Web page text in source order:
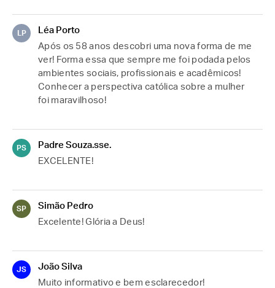
LP
Léa Porto
Após os 58 anos descobri uma nova forma de me
ver! Forma essa que sempre me foi podada pelos
ambientes sociais, profissionais e acadêmicos!
Conhecer a perspectiva católica sobre a mulher
foi maravilhoso!
PS
Padre Souza.sse.
EXCELENTE!
SP
Simão Pedro
Excelente! Glória a Deus!
JS
João Silva
Muito informativo e bem esclarecedor!